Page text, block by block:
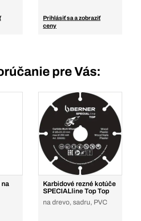
Prihlásiť sa a zobraziť
ceny
pre Vás:
na
Karbidové rezné kotúče
SPECIALline Top Top
na drevo, sadru, PVC